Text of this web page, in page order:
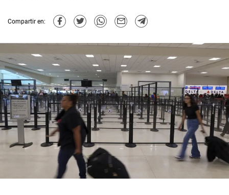
Compartir en: